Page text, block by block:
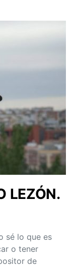
LEZÓN.
sé lo que es
o tener
de